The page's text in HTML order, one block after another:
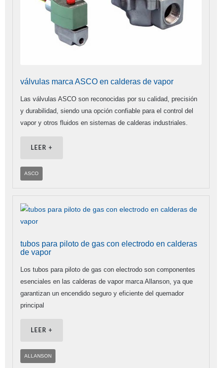
válvulas marca ASCO en calderas de vapor
Las válvulas ASCO son reconocidas por su calidad, precisión
y durabilidad, siendo una opción confiable para el control del
vapor y otros fluidos en sistemas de calderas industriales.
LEER +
ASCO
tubos para piloto de gas con electrodo en calderas
de vapor
Los tubos para piloto de gas con electrodo son componentes
esenciales en las calderas de vapor marca Allanson, ya que
garantizan un encendido seguro y eficiente del quemador
principal
LEER +
ALLANSON